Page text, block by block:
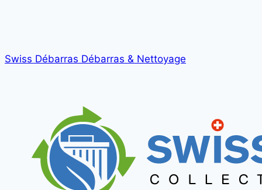
Swiss Débarras Débarras & Nettoyage